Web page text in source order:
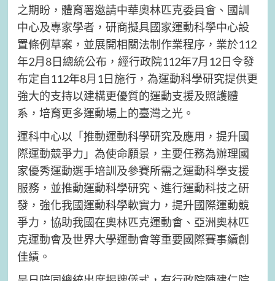
之期盼，體育署邀請中華奧林匹克委員會、國訓
中心及專家學者，研商擬具國家運動科學中心設
置條例草案，並展開相關法制作業程序，業於112
年2月8日總統公布，經行政院112年7月12日令發
布定自112年8月1日施行，為運動科學研究提供更
強大的支持以建構更優質的運動支援及照護體
系，培育更多運動場上的臺灣之光。
運科中心以「推動運動科學研究及應用，提升國
際運動競爭力」為使命願景，主要任務為辦理國
家優秀運動選手培訓及參賽所需之運動科學支援
服務，並推動運動科學研究、進行運動科技之研
發，強化我國運動科學軟實力，提升國際運動競
爭力，協助我國在奧林匹克運動會、亞洲奧林匹
克運動會及世界大學運動會等重要國際賽事續創
佳績。